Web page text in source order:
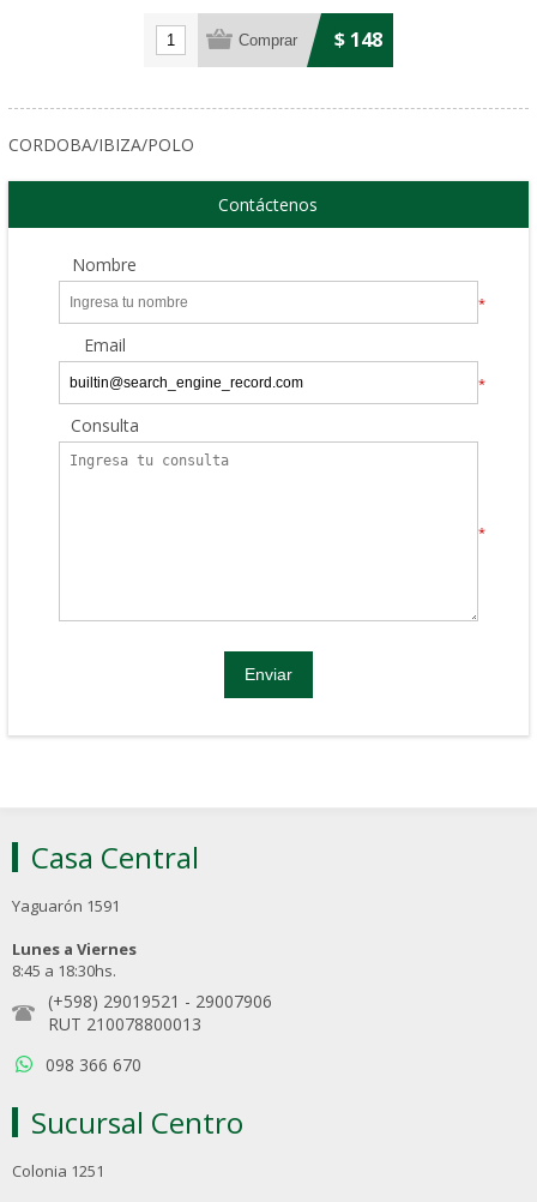
$ 148
CORDOBA/IBIZA/POLO
Contáctenos
Nombre
*
Email
*
Consulta
*
Casa Central
Yaguarón 1591
Lunes a Viernes
8:45 a 18:30hs.
(+598) 29019521 - 29007906
RUT 210078800013
098 366 670
Sucursal Centro
Colonia 1251